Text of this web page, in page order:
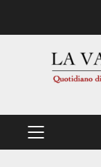
PRIMÄRES